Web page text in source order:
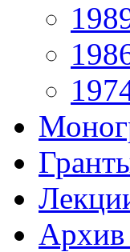
Архив